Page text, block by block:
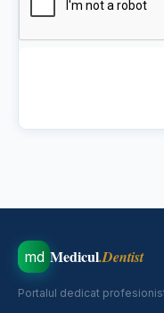
md Medicul.Dentist
Portalul dedicat